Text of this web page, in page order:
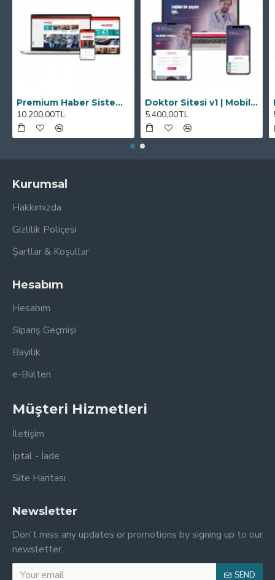
Premium Haber Sistemi (Google News Uyumlu ve 9 Adet Haber Botlu)
10.200,00TL
Doktor Sitesi v1 | Mobil Uyumlu, SEO Dostu Yönetilebilir Web Sitesi
5.400,00TL
Kurumsal
Hakkımızda
Gizlilik Poliçesi
Şartlar & Koşullar
Hesabım
Hesabım
Sipariş Geçmişi
Bayilik
e-Bülten
Müşteri Hizmetleri
İletişim
İptal - İade
Site Haritası
Newsletter
Don't miss any updates or promotions by signing up to our
newsletter.
SEND